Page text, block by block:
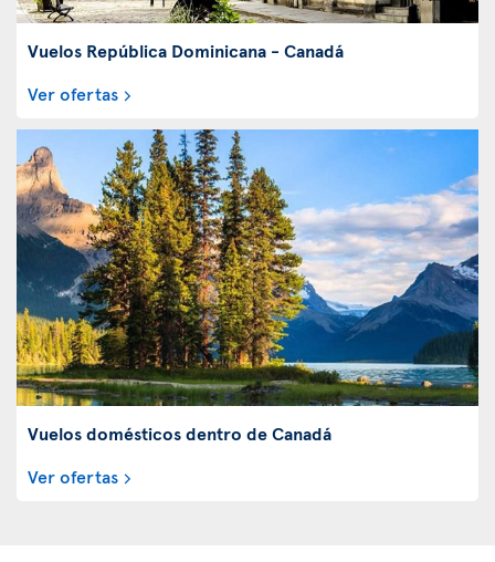
Vuelos República Dominicana - Canadá
Ver ofertas
Vuelos domésticos dentro de Canadá
Ver ofertas